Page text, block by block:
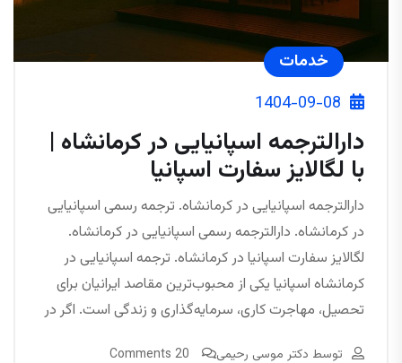
خدمات
1404-09-08
دارالترجمه اسپانیایی در کرمانشاه |
با لگالایز سفارت اسپانیا
دارالترجمه اسپانیایی در کرمانشاه. ترجمه رسمی اسپانیایی
در کرمانشاه. دارالترجمه رسمی اسپانیایی در کرمانشاه.
لگالایز سفارت اسپانیا در کرمانشاه. ترجمه اسپانیایی در
کرمانشاه اسپانیا یکی از محبوب‌ترین مقاصد ایرانیان برای
تحصیل، مهاجرت کاری، سرمایه‌گذاری و زندگی است. اگر در
توسط دکتر موسی رحیمی 20 Comments